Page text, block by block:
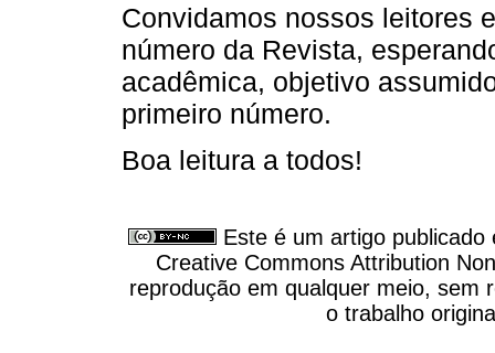
Convidamos nossos leitores
número da Revista,
acadêmica, objetivo
primeiro número.
Boa leitura a todos!
Este é um artigo publicado
Creative Commons Attribution
reprodução em qualquer meio, sem
o trabalho